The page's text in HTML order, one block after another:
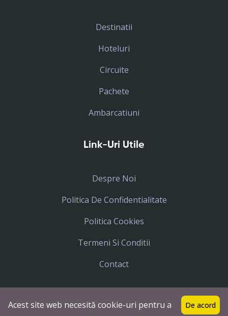
Destinatii
Hoteluri
Circuite
Pachete
Ambarcatiuni
Link-Uri Utile
Despre Noi
Politica De Confidentialitate
Politica Cookies
Termeni Si Conditii
Contact
Icar Tours © 2023
Acest site web necesită cookie-uri pentru a
De acord